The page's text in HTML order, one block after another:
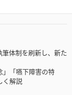
筆体制を刷新し、新た
」「嚥下障害の特
く解説